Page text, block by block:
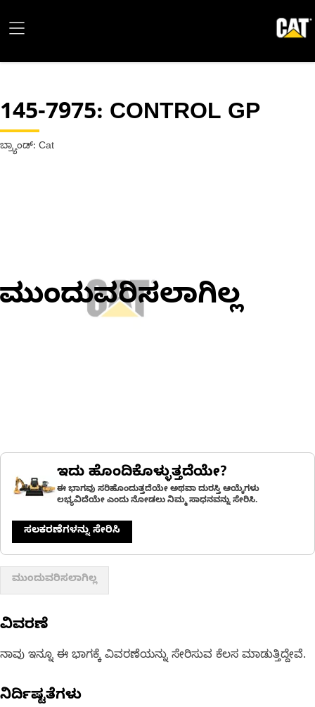
145-7975: CONTROL GP
ಬ್ರ್ಯಾಂಡ್: Cat
ಮುಂದುವರಿಸಲಾಗಿಲ್ಲ
ಇದು ಹೊಂದಿಕೊಳ್ಳುತ್ತದೆಯೇ?
ಈ ಭಾಗವು ಸರಿಹೊಂದುತ್ತದೆಯೇ ಅಥವಾ ದುರಸ್ತಿ ಆಯ್ಕೆಗಳು
ಲಭ್ಯವಿದೆಯೇ ಎಂದು ನೋಡಲು ನಿಮ್ಮ ಸಾಧನವನ್ನು ಸೇರಿಸಿ.
ಸಲಕರಣೆಗಳನ್ನು ಸೇರಿಸಿ
ಮುಂದುವರಿಸಲಾಗಿಲ್ಲ
ವಿವರಣೆ
ನಾವು ಇನ್ನೂ ಈ ಭಾಗಕ್ಕೆ ವಿವರಣೆಯನ್ನು ಸೇರಿಸುವ ಕೆಲಸ ಮಾಡುತ್ತಿದ್ದೇವೆ.
ನಿರ್ದಿಷ್ಟತೆಗಳು